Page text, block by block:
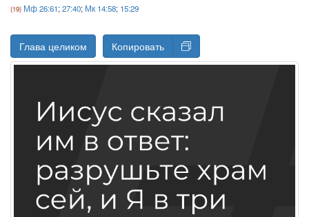
Мф 26:61;27:40; Мк 14:58; 15:29
Глава целиком Копировать